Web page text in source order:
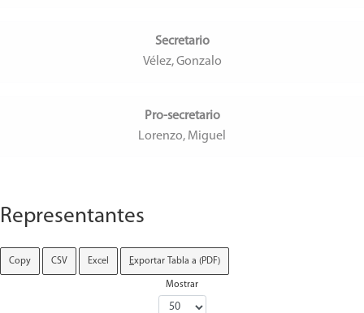
Secretario
Vélez, Gonzalo
Pro-secretario
Lorenzo, Miguel
Representantes
Copy CSV Excel Exportar Tabla a (PDF)
Mostrar